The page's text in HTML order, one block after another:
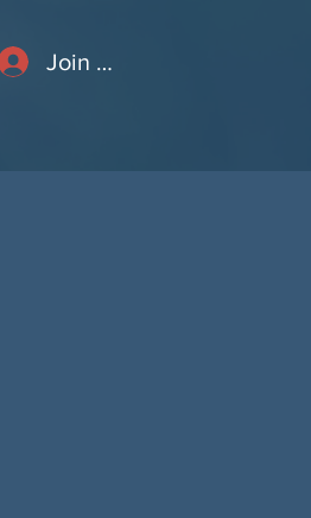
Join or Log In